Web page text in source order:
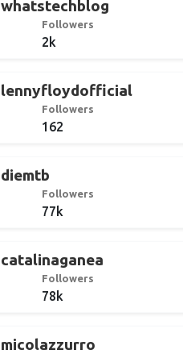
whatstechblog
Followers
2k
lennyfloydofficial
Followers
162
diemtb
Followers
77k
catalinaganea
Followers
78k
micolazzurro